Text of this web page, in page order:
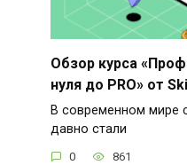
Обзор курса
нуля до PRO» от
В современном мире
давно стали
0 861